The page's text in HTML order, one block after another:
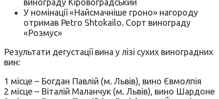
У номінації «Найсмачніше гроно» нагороду
отримав Petro Shtokailo. Сорт винограду
«Розмус»
Результати дегустації вина у лізі сухих виноградних
вин:
1 місце – Богдан Павлій (м. Львів), вино Євмолпія
2 місце – Віталій Маланчук (м. Львів), вино Шардоне